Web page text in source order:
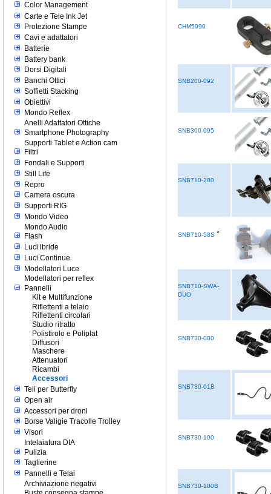
Color Management
Carte e Tele Ink Jet
Protezione Stampe
Cavi e adattatori
Batterie
Battery bank
Dorsi Digitali
Banchi Ottici
Soffietti Stacking
Obiettivi
Mondo Reflex
Anelli Adattatori Ottiche
Smartphone Photography
Supporti Tablet e Action cam
Filtri
Fondali e Supporti
Still Life
Repro
Camera oscura
Supporti RIG
Mondo Video
Mondo Audio
Flash
Luci ibride
Luci Continue
Modellatori Luce
Modellatori per reflex
Pannelli
Kit e Multifunzione
Riflettenti a telaio
Riflettenti circolari
Studio ritratto
Polistirolo e Poliplat
Diffusori
Maschere
Attenuatori
Ricambi
Accessori
Teli per Butterfly
Open air
Accessori per droni
Borse Valigie Tracolle Trolley
Visori
Intelaiatura DIA
Pulizia
Taglierine
Pannelli e Telai
Archiviazione negativi
CHM5090
SNB200-092
SNB300-095
SNB710-200
SNB710-58S °
SNB710-SWA-
DUO
SNB730-000
SNB730-01B
SNB730-100
SNB730-100B